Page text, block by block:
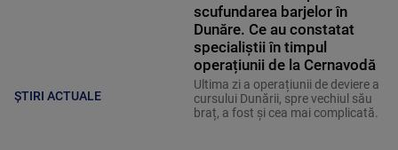
ȘTIRI ACTUALE
scufundarea barjelor în
Dunăre. Ce au constatat
specialiștii în timpul
operațiunii de la Cernavodă
Ultima zi a operațiunii de deviere a
cursului Dunării, spre vechiul său
braț, a fost și cea mai complicată.